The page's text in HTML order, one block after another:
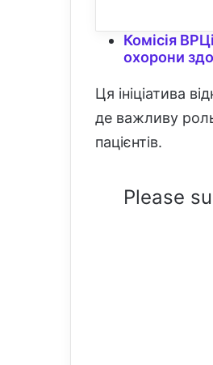
Комісія
охорони
Ця ініціатива
де важливу роль
пацієнтів.
Please